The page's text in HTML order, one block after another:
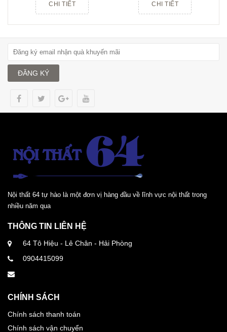
CHI TIẾT CHI TIẾT
ĐĂNG KÝ
Nội thất 64 tự hào là một đơn vị hàng đầu về lĩnh vực nội thất trong
nhiều năm qua
THÔNG TIN LIÊN HỆ
64 Tô Hiệu - Lê Chân - Hải Phòng
0904415099
CHÍNH SÁCH
Chính sách thanh toán
Chính sách vận chuyển